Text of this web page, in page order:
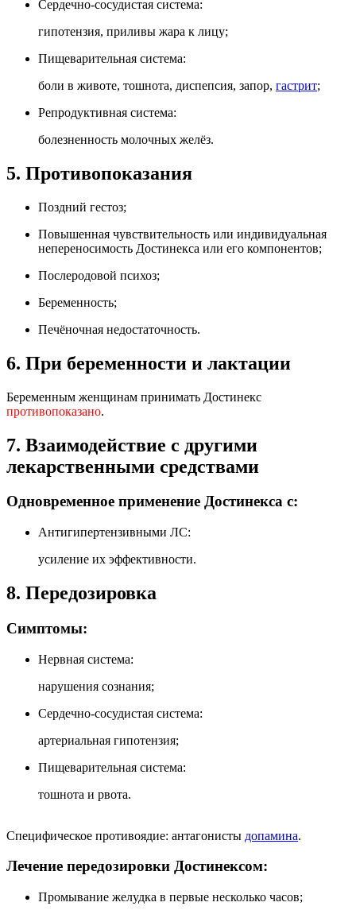
Сердечно-сосудистая система:
гипотензия, приливы жара к лицу;
Пищеварительная система:
боли в животе, тошнота, диспепсия, запор, гастрит;
Репродуктивная система:
болезненность молочных желёз.
5. Противопоказания
Поздний гестоз;
Повышенная чувствительность или индивидуальная
непереносимость Достинекса или его компонентов;
Послеродовой психоз;
Беременность;
Печёночная недостаточность.
6. При беременности и лактации
Беременным женщинам принимать Достинекс
противопоказано.
7. Взаимодействие с другими
лекарственными средствами
Одновременное применение Достинекса с:
Антигипертензивными ЛС:
усиление их эффективности.
8. Передозировка
Симптомы:
Нервная система:
нарушения сознания;
Сердечно-сосудистая система:
артериальная гипотензия;
Пищеварительная система:
тошнота и рвота.
Специфическое противоядие: антагонисты допамина.
Лечение передозировки Достинексом:
Промывание желудка в первые несколько часов;